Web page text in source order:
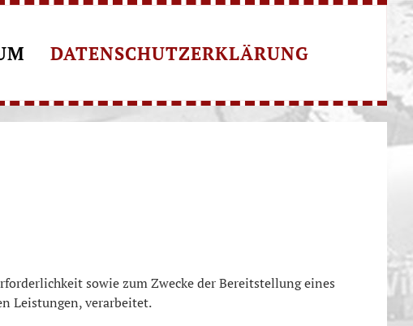
DATENSCHUTZERKLÄRUNG
sowie zum Zwecke der Bereitstellung eines
Leistungen, verarbeitet.